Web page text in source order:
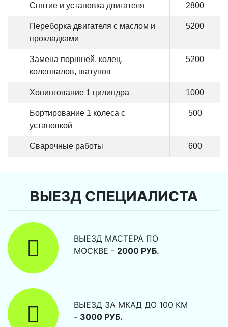
Снятие и установка двигателя 2800
Переборка двигателя с маслом и
прокладками
5200
Замена поршней, колец,
коленвалов, шатунов
5200
Хонингование 1 цилиндра 1000
Бортирование 1 колеса с
установкой
500
Сварочные работы 600
ВЫЕЗД СПЕЦИАЛИСТА
ВЫЕЗД МАСТЕРА ПО
МОСКВЕ - 2000 РУБ.
ВЫЕЗД ЗА МКАД ДО 100 КМ
- 3000 РУБ.